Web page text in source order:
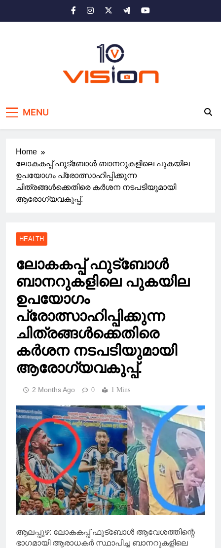
MENU
Home
ലോകകപ്പ് ഫുട്ബോൾ ബാനറുകളിലെ പുകയില
ഉപയോഗം പ്രോത്സാഹിപ്പിക്കുന്ന
ചിത്രങ്ങൾക്കെതിരെ കർശന നടപടിയുമായി
ആരോഗ്യവകുപ്പ്.
HEALTH
ലോകകപ്പ് ഫുട്ബോൾ
ബാനറുകളിലെ പുകയില
ഉപയോഗം
പ്രോത്സാഹിപ്പിക്കുന്ന
ചിത്രങ്ങൾക്കെതിരെ
കർശന നടപടിയുമായി
ആരോഗ്യവകുപ്പ്.
2 Months Ago 0 1 Mins
ആലപ്പുഴ: ലോകകപ്പ് ഫുട്ബോൾ ആവേശത്തിന്റെ
ഭാഗമായി ആരാധകർ സ്ഥാപിച്ച ബാനറുകളിലെ